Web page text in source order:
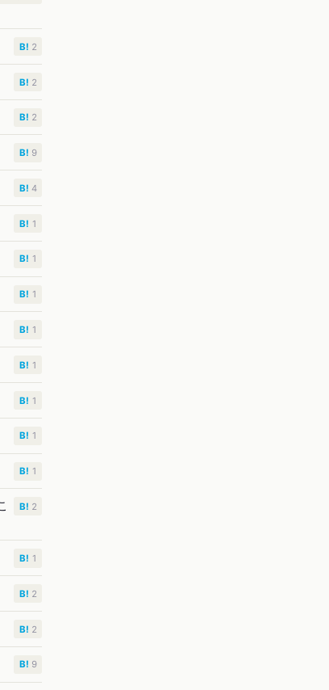
B! 2
B! 2
B! 2
B! 9
B! 4
B! 1
B! 1
B! 1
B! 1
B! 1
B! 1
B! 1
B! 1
B! 2
B! 1
B! 2
B! 2
B! 9